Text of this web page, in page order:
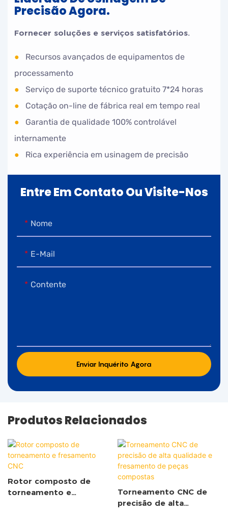
Precisão Agora.
Fornecer soluções e serviços satisfatórios.
●
Recursos avançados de equipamentos de
processamento
●
Serviço de suporte técnico gratuito 7*24 horas
●
Cotação on-line de fábrica real em tempo real
●
Garantia de qualidade 100% controlável
internamente
●
Rica experiência em usinagem de precisão
Entre Em Contato Ou Visite-Nos
Nome
E-Mail
Contente
Enviar Inquérito Agora
Produtos Relacionados
Rotor composto de
torneamento e
Torneamento CNC de
precisão de alta